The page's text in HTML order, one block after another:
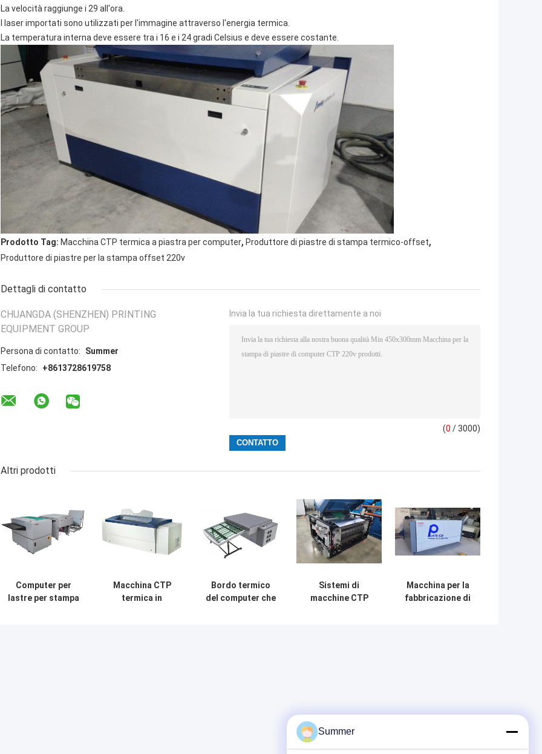
La velocità raggiunge i 29 all'ora.
I laser importati sono utilizzati per l'immagine attraverso l'energia termica.
La temperatura interna deve essere tra i 16 e i 24 gradi Celsius e deve essere costante.
Prodotto Tag: Macchina CTP termica a piastra per computer, Produttore di piastre di stampa termico-offset,
Produttore di piastre per la stampa offset 220v
Dettagli di contatto
CHUANGDA (SHENZHEN) PRINTING
EQUIPMENT GROUP
Persona di contatto:
Summer
Telefono:
+8613728619758
Invia la tua richiesta direttamente a noi
(0 / 3000)
Altri prodotti
Computer per
lastre per stampa
Macchina CTP
termica in
Bordo termico
del computer che
Sistemi di
macchine CTP
Macchina per la
fabbricazione di
Summer